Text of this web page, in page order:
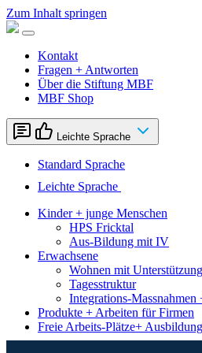
Zum Inhalt springen
Kontakt
Fragen + Antworten
Über die Stiftung MBF
MBF Shop
Leichte Sprache
Standard Sprache
Leichte Sprache
Kinder + junge Menschen
HPS Fricktal
Aus-Bildung mit IV
Erwachsene
Wohnen mit Unterstützung
Tagesstruktur
Integrations-
Produkte + Arbeiten für Firmen
Freie Arbeits-Plätze+